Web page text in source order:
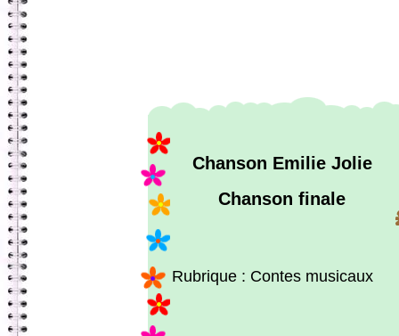
Chanson Emilie Jolie
Chanson finale
Rubrique : Contes musicaux